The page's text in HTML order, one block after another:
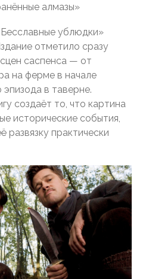
алмазы»
ублюдки»
отметило сразу
саспенса — от
на ферме в начале
в таверне.
создаёт то, что картина
исторические события,
развязку практически